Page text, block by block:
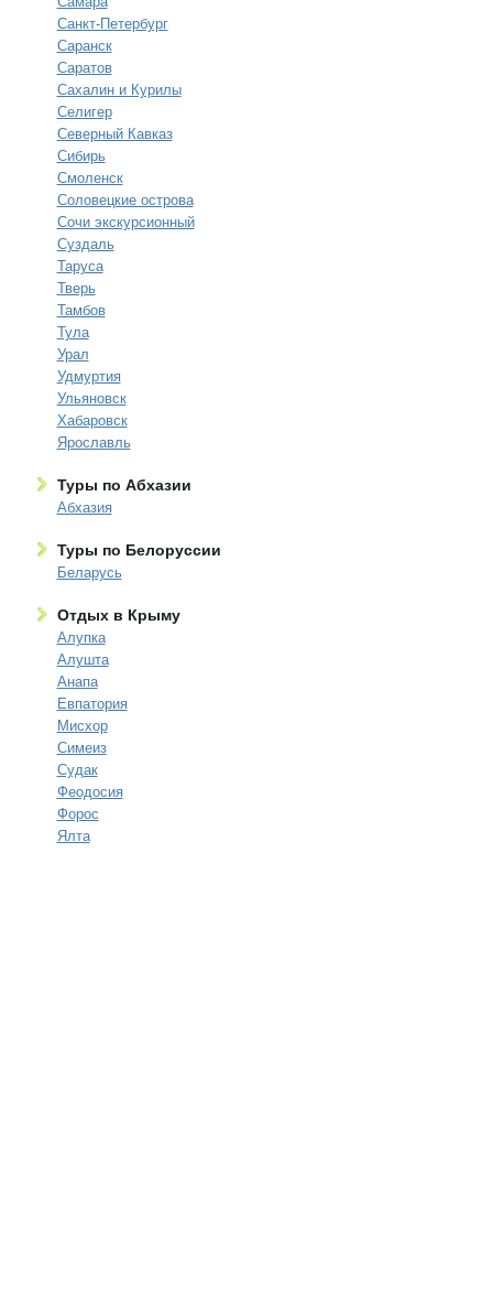
Санкт-Петербург
Саранск
Саратов
Сахалин и Курилы
Селигер
Северный Кавказ
Сибирь
Смоленск
Соловецкие острова
Сочи экскурсионный
Суздаль
Таруса
Тверь
Тамбов
Тула
Урал
Удмуртия
Ульяновск
Хабаровск
Ярославль
Туры по Абхазии
Абхазия
Туры по Белоруссии
Беларусь
Отдых в Крыму
Алупка
Алушта
Анапа
Евпатория
Мисхор
Симеиз
Судак
Феодосия
Форос
Ялта